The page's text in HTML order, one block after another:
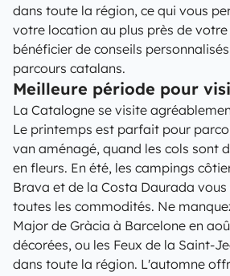
dans toute la région, ce qui vous
votre location au plus près de
bénéficier de conseils
parcours catalans.
Meilleure période pour
La Catalogne se visite
Le printemps est parfait pour
van aménagé, quand les cols sont
en fleurs. En été, les campings
Brava et de la Costa Daurada
toutes les commodités. Ne
Major de Gràcia à Barcelone en
décorées, ou les Feux de la Saint-
dans toute la région. L'automne